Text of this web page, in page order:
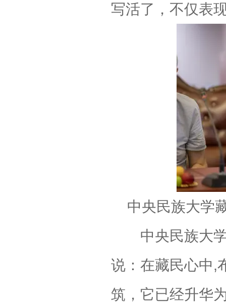
写活了，不仅表
中央民族大学
中央民族大学
说：在藏民心中,
筑，它已经升华